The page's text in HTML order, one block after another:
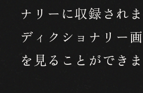
ナリーに収録されま
ディクショナリー
を見ることができま